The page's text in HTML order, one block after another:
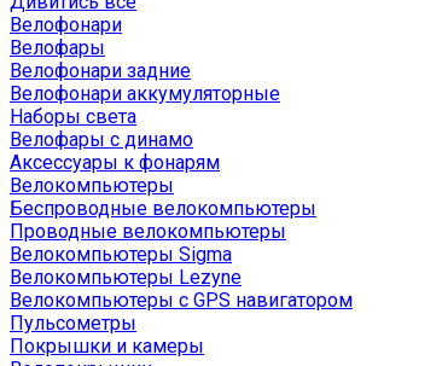
Велофонари
Велофары
Велофонари задние
Велофонари аккумуляторные
Наборы света
Велофары с динамо
Аксессуары к фонарям
Велокомпьютеры
Беспроводные велокомпьютеры
Проводные велокомпьютеры
Велокомпьютеры Sigma
Велокомпьютеры Lezyne
Велокомпьютеры с GPS навигатором
Пульсометры
Покрышки и камеры